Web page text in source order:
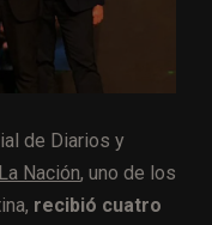
de Diarios y
La Nación, uno de los
recibió cuatro